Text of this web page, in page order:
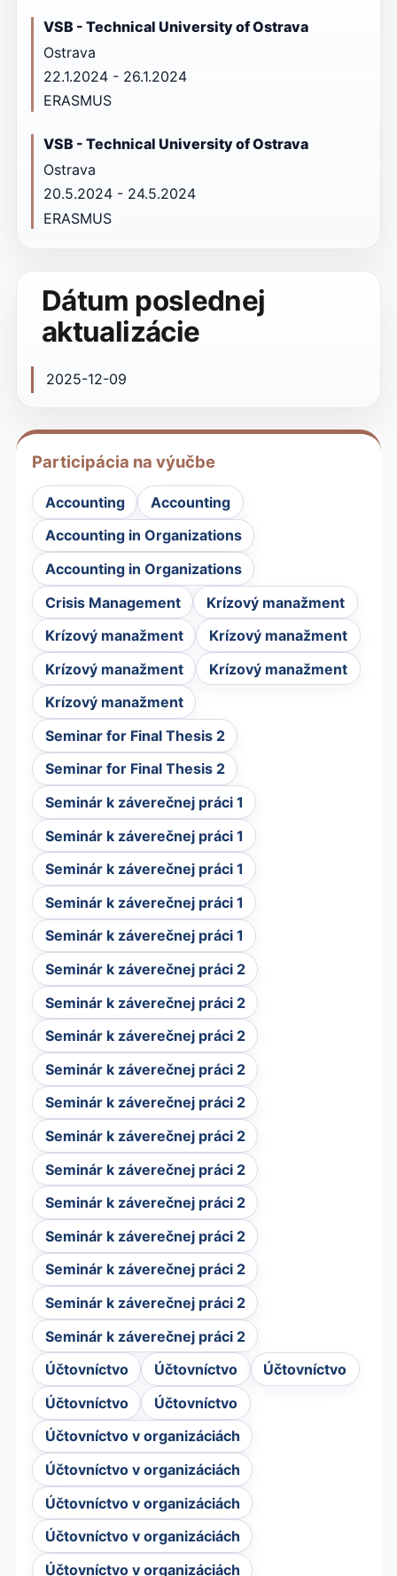
VSB - Technical University of Ostrava
Ostrava
22.1.2024 - 26.1.2024
ERASMUS
VSB - Technical University of Ostrava
Ostrava
20.5.2024 - 24.5.2024
ERASMUS
Dátum poslednej
aktualizácie
2025-12-09
Participácia na výučbe
Accounting
Accounting
Accounting in Organizations
Accounting in Organizations
Crisis Management
Krízový manažment
Krízový manažment
Krízový manažment
Krízový manažment
Krízový manažment
Krízový manažment
Seminar for Final Thesis 2
Seminar for Final Thesis 2
Seminár k záverečnej práci 1
Seminár k záverečnej práci 1
Seminár k záverečnej práci 1
Seminár k záverečnej práci 1
Seminár k záverečnej práci 1
Seminár k záverečnej práci 2
Seminár k záverečnej práci 2
Seminár k záverečnej práci 2
Seminár k záverečnej práci 2
Seminár k záverečnej práci 2
Seminár k záverečnej práci 2
Seminár k záverečnej práci 2
Seminár k záverečnej práci 2
Seminár k záverečnej práci 2
Seminár k záverečnej práci 2
Seminár k záverečnej práci 2
Seminár k záverečnej práci 2
Účtovníctvo
Účtovníctvo
Účtovníctvo
Účtovníctvo
Účtovníctvo
Účtovníctvo v organizáciách
Účtovníctvo v organizáciách
Účtovníctvo v organizáciách
Účtovníctvo v organizáciách
Účtovníctvo v organizáciách